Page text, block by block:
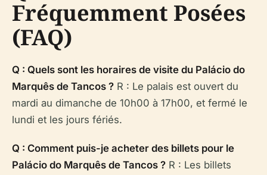
Fréquemment Posées
(FAQ)
Q : Quels sont les horaires de visite du Palácio do
Marquês de Tancos ? R : Le palais est ouvert du
mardi au dimanche de 10h00 à 17h00, et fermé le
lundi et les jours fériés.
Q : Comment puis-je acheter des billets pour le
Palácio do Marquês de Tancos ? R : Les billets